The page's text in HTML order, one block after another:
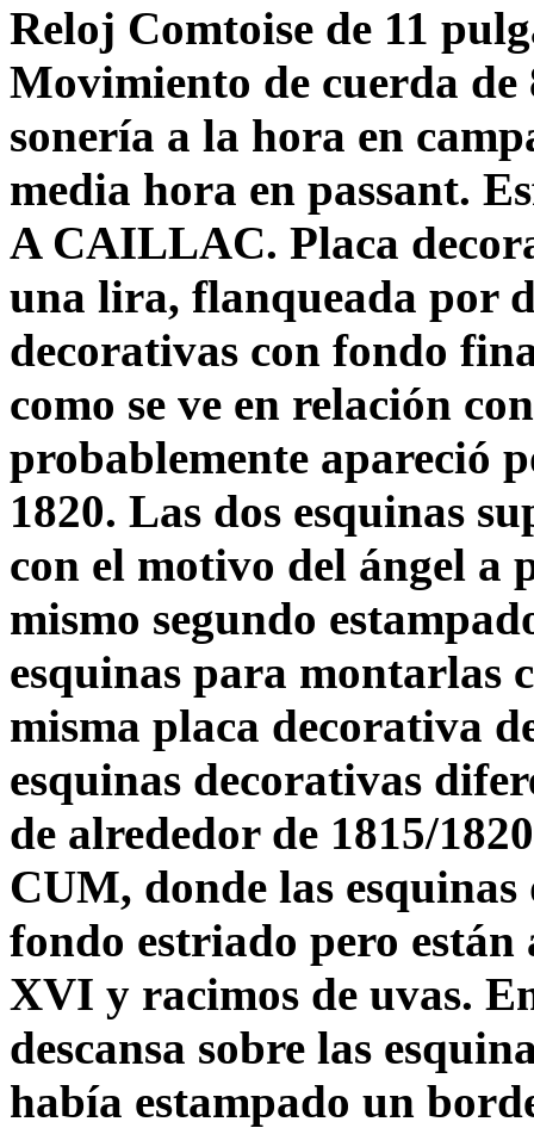
Reloj Comtoise de 11
Movimiento de cuerda de
sonería a la hora en
media hora en passant.
A CAILLAC. Placa
una lira, flanqueada por
decorativas con fondo
como se ve en relación
probablemente apareció
1820. Las dos esquinas
con el motivo del ángel a
mismo segundo
esquinas para montarlas
misma placa decorativa
esquinas decorativas
de alrededor de 1815/
CUM, donde las
fondo estriado pero
XVI y racimos de uvas.
descansa sobre las
había estampado un